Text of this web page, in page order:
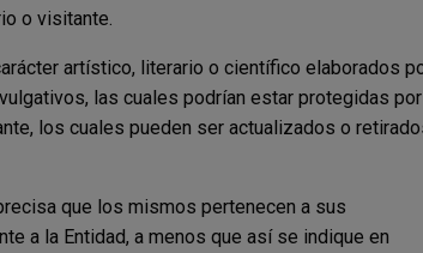
o visitante.
artístico, literario o científico elaborados
las cuales podrían estar protegidas por
los cuales pueden ser actualizados o
que los mismos pertenecen a sus
a la Entidad, a menos que así se indique en